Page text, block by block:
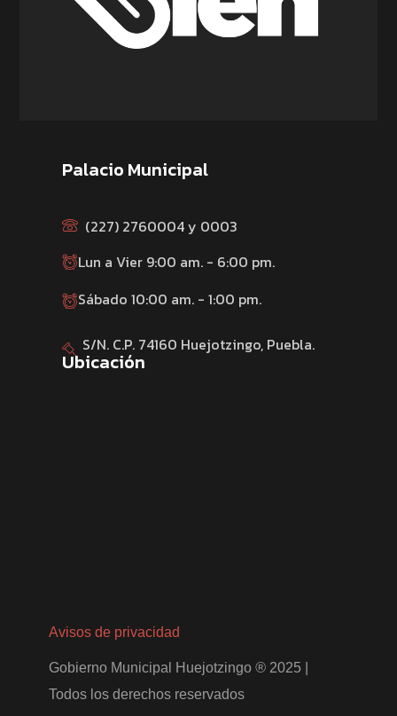
Palacio Municipal
(227) 2760004 y 0003
Lun a Vier 9:00 am. - 6:00 pm.
Sábado 10:00 am. - 1:00 pm.
S/N. C.P. 74160 Huejotzingo, Puebla.
Ubicación
Avisos de privacidad
Gobierno Municipal Huejotzingo ®2025 |
Todos los derechos reservados